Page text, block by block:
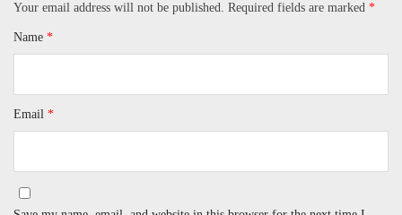
Your email address will not be published. Required fields are marked *
Name *
Email *